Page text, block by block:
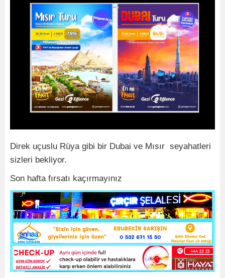
Direk uçuslu Rüya gibi bir Dubai ve Mısır seyahatleri
sizleri bekliyor.
Son hafta fırsatı kaçırmayınız